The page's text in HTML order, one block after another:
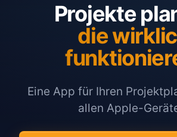
Projekte
die
Eine App für Ihren
allen Apple-